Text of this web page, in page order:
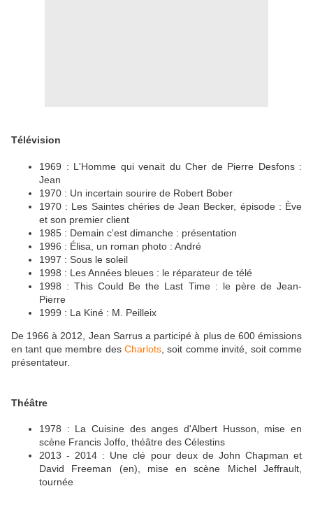
Télévision
1969 : L'Homme qui venait du Cher de Pierre Desfons :
Jean
1970 : Un incertain sourire de Robert Bober
1970 : Les Saintes chéries de Jean Becker, épisode : Ève
et son premier client
1985 : Demain c'est dimanche : présentation
1996 : Élisa, un roman photo : André
1997 : Sous le soleil
1998 : Les Années bleues : le réparateur de télé
1998 : This Could Be the Last Time : le père de Jean-
Pierre
1999 : La Kiné : M. Peilleix
De 1966 à 2012, Jean Sarrus a participé à plus de 600 émissions
en tant que membre des Charlots , soit comme invité, soit comme
présentateur.
Théâtre
1978 : La Cuisine des anges d'Albert Husson, mise en
scène Francis Joffo, théâtre des Célestins
2013 - 2014 : Une clé pour deux de John Chapman et
David Freeman (en), mise en scène Michel Jeffrault,
tournée